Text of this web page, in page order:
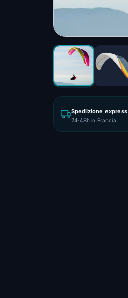
Spedizione express
24-48h in Francia